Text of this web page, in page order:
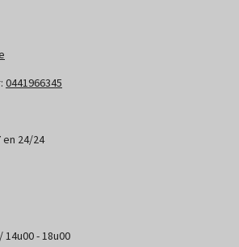
0441966345
24/24
14u00 - 18u00